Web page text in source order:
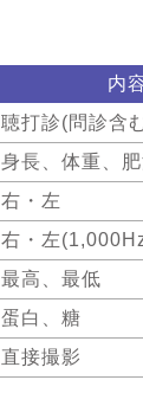
内
聴打診(問診含
身長、体重、
右・左
右・左
最高、最低
蛋白、糖
直接撮影